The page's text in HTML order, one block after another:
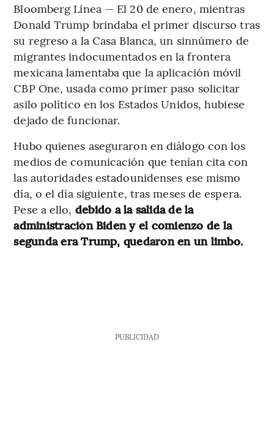
Bloomberg Línea — El 20 de enero, mientras
Donald Trump brindaba el primer discurso tras
su regreso a la Casa Blanca, un sinnúmero de
migrantes indocumentados en la frontera
mexicana lamentaba que la aplicación móvil
CBP One, usada como primer paso solicitar
asilo político en los Estados Unidos, hubiese
dejado de funcionar.
Hubo quienes aseguraron en diálogo con los
medios de comunicación que tenían cita con
las autoridades estadounidenses ese mismo
día, o el día siguiente, tras meses de espera.
Pese a ello, debido a la salida de la
administración Biden y el comienzo de la
segunda era Trump, quedaron en un limbo.
PUBLICIDAD